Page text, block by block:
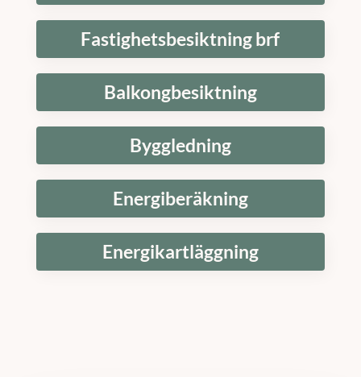
Fastighetsbesiktning brf
Balkongbesiktning
Byggledning
Energiberäkning
Energikartläggning